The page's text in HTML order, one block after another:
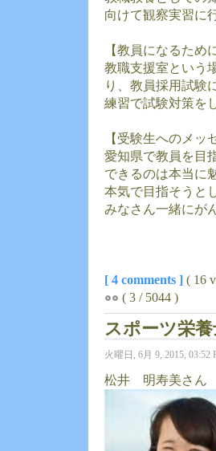
向けて観察実習に
【教員になるた
教職支援室という
り、教員採用試験
練習で試験対策を
【受験生へのメッ
愛知県で教員を目
できるのは本当に
本気で目指そうと
みなさん一緒にが
[ 4 comments ] ( 16
( 3 / 5044 )
スポーツ栄
火曜日, 6月 9, 2015, 03:52
松井 明寿美さん